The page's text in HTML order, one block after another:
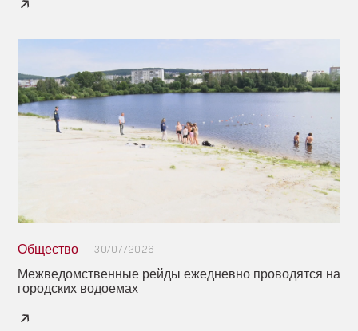
Общество 30/07/2026
Межведомственные рейды ежедневно проводятся на
городских водоемах